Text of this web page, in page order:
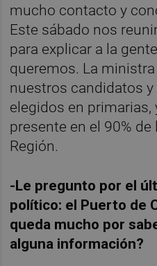
mucho contacto y
Este sábado nos
para explicar a la
queremos. La
nuestros candidatos
elegidos en primarias,
presente en el 90%
Región.
-Le pregunto por el
político: el Puerto de
queda mucho por
alguna información?